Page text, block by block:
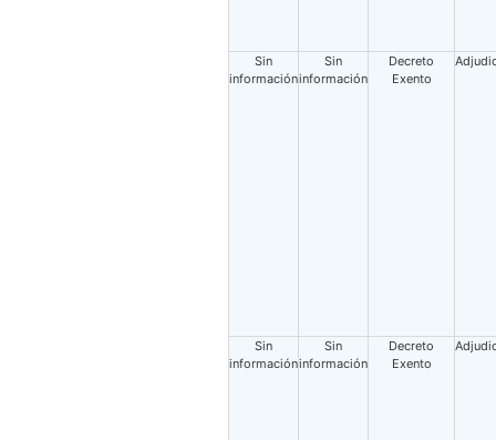
Sin
información
Sin
información
Decreto
Exento
Sin
información
Sin
información
Decreto
Exento